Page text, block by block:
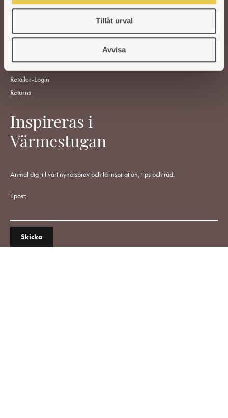
Tillåt urval
Avvisa
ABOUT US
Support
Cancel Purchase
Retailer-Login
Returns
Inspireras i
Värmestugan
Anmäl dig till vårt nyhetsbrev och få inspiration, tips och råd.
Epost: